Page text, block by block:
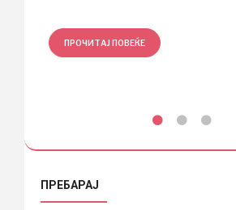
ПРОЧИТАЈ ПОВЕЌЕ
ПРЕБАРАЈ